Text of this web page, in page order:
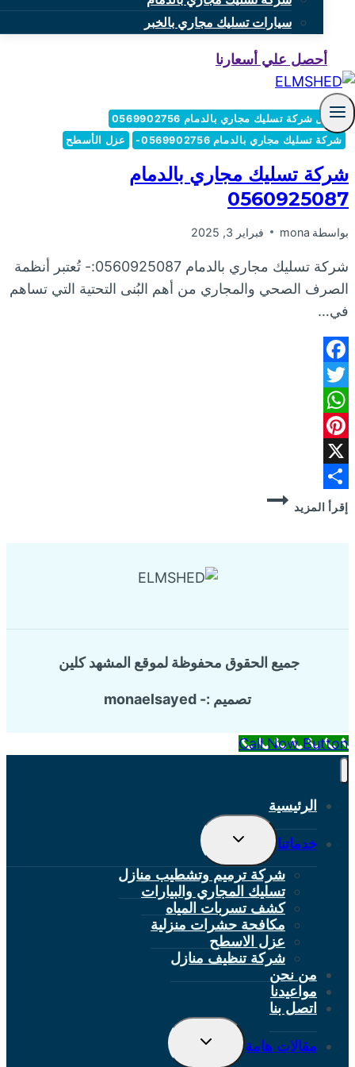
سيارات تسليك مجاري بالخبر
أحصل علي أسعارنا
أفضل شركة تسليك مجاري بالدمام 0569902756
شركة تسليك مجاري بالدمام 0569902756-
عزل الأسطح
شركة تسليك مجاري بالدمام
0560925087
بواسطة mona فبراير 3, 2025
شركة تسليك مجاري بالدمام 0560925087:- تُعتبر أنظمة
الصرف الصحي والمجاري من أهم البُنى التحتية التي تساهم
في…
Facebook
Twitter
WhatsApp
Pinterest
X
Share
إقرأ المزيد
شركة
تسليك
0560925087
جميع الحقوق محفوظة لموقع المشهد كلين
تصميم :- monaelsayed
Call Now Button
الرئيسية
خدماتنا
تبديل
القائمة
شركة ترميم وتشطيب منازل
تسليك المجاري والبيارات
كشف تسربات المياه
مكافحة حشرات منزلية
عزل الاسطح
شركة تنظيف منازل
من نحن
مواعيدنا
اتصل بنا
مقالات هامة
تبديل
القائمة